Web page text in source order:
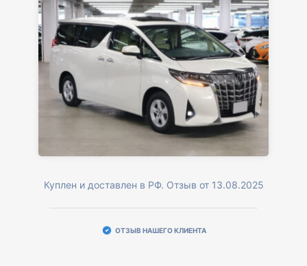
Куплен и доставлен в РФ. Отзыв от 13.08.2025
ОТЗЫВ НАШЕГО КЛИЕНТА